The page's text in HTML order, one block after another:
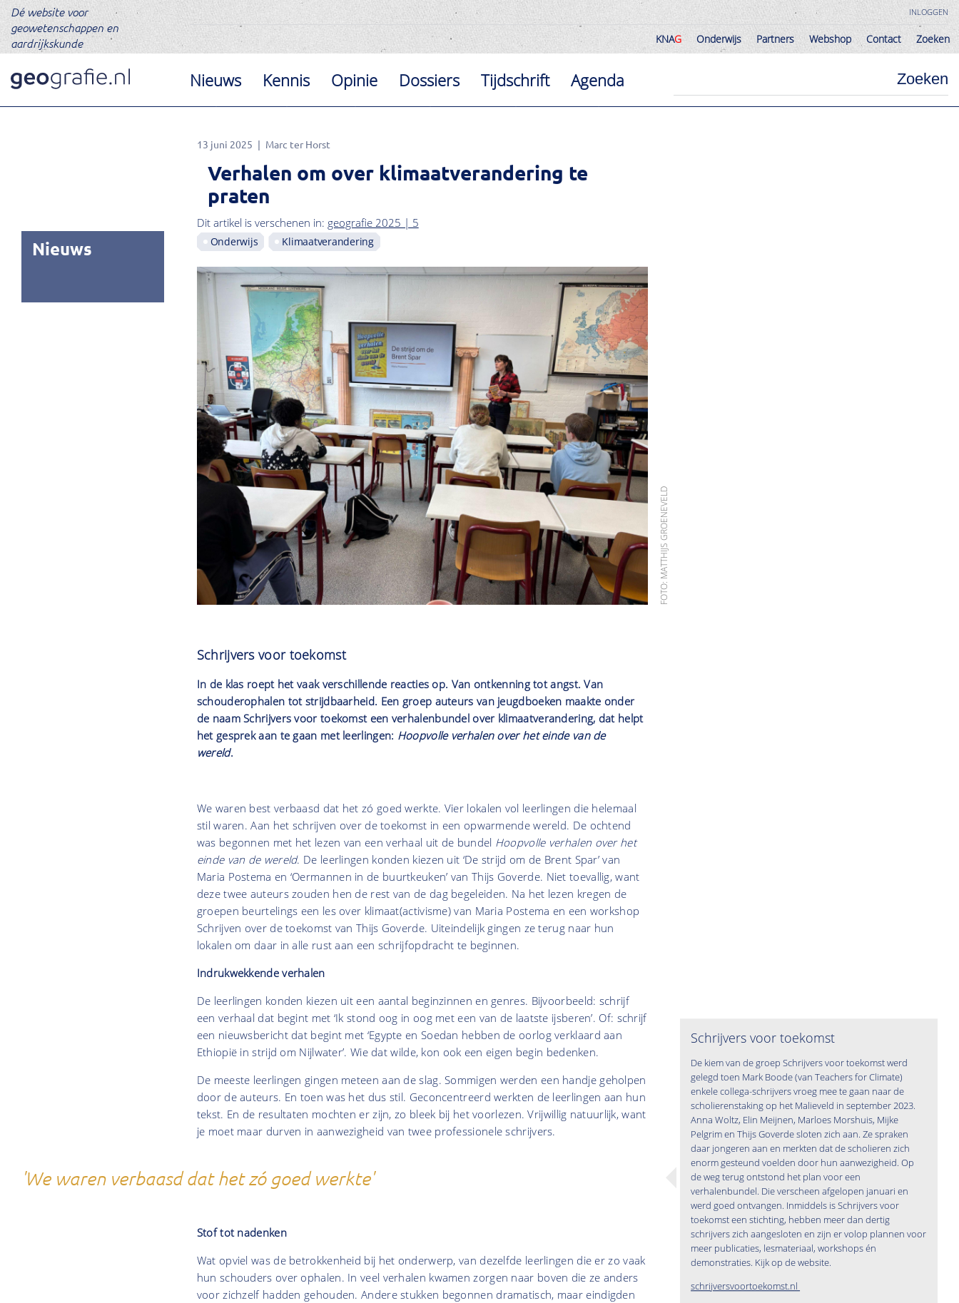
Dé website voor
geowetenschappen en
aardrijkskunde
INLOGGEN
KNAG Onderwijs Partners Webshop Contact Zoeken
Nieuws Kennis Opinie Dossiers Tijdschrift Agenda
13 juni 2025 Marc ter Horst
Verhalen om over klimaatverandering te
praten
Dit artikel is verschenen in: geografie 2025 | 5
Onderwijs Klimaatverandering
Nieuws
FOTO: MATTHIJS GROENEVELD
Schrijvers voor toekomst
In de klas roept het vaak verschillende reacties op. Van ontkenning tot angst. Van
schouderophalen tot strijdbaarheid. Een groep auteurs van jeugdboeken maakte onder
de naam Schrijvers voor toekomst een verhalenbundel over klimaatverandering, dat helpt
het gesprek aan te gaan met leerlingen: Hoopvolle verhalen over het einde van de
wereld.
We waren best verbaasd dat het zó goed werkte. Vier lokalen vol leerlingen die helemaal
stil waren. Aan het schrijven over de toekomst in een opwarmende wereld. De ochtend
was begonnen met het lezen van een verhaal uit de bundel Hoopvolle verhalen over het
einde van de wereld. De leerlingen konden kiezen uit ‘De strijd om de Brent Spar’ van
Maria Postema en ‘Oermannen in de buurtkeuken’ van Thijs Goverde. Niet toevallig, want
deze twee auteurs zouden hen de rest van de dag begeleiden. Na het lezen kregen de
groepen beurtelings een les over klimaat(activisme) van Maria Postema en een workshop
Schrijven over de toekomst van Thijs Goverde. Uiteindelijk gingen ze terug naar hun
lokalen om daar in alle rust aan een schrijfopdracht te beginnen.
Indrukwekkende verhalen
De leerlingen konden kiezen uit een aantal beginzinnen en genres. Bijvoorbeeld: schrijf
een verhaal dat begint met ‘Ik stond oog in oog met een van de laatste ijsberen’. Of: schrijf
een nieuwsbericht dat begint met ‘Egypte en Soedan hebben de oorlog verklaard aan
Ethiopië in strijd om Nijlwater’. Wie dat wilde, kon ook een eigen begin bedenken.
De meeste leerlingen gingen meteen aan de slag. Sommigen werden een handje geholpen
door de auteurs. En toen was het dus stil. Geconcentreerd werkten de leerlingen aan hun
tekst. En de resultaten mochten er zijn, zo bleek bij het voorlezen. Vrijwillig natuurlijk, want
je moet maar durven in aanwezigheid van twee professionele schrijvers.
'We waren verbaasd dat het zó goed werkte'
Stof tot nadenken
Wat opviel was de betrokkenheid bij het onderwerp, van dezelfde leerlingen die er zo vaak
hun schouders over ophalen. In veel verhalen kwamen zorgen naar boven die ze anders
voor zichzelf hadden gehouden. Andere stukken begonnen dramatisch, maar eindigden
Schrijvers voor toekomst
De kiem van de groep Schrijvers voor toekomst werd
gelegd toen Mark Boode (van Teachers for Climate)
enkele collega-schrijvers vroeg mee te gaan naar de
scholierenstaking op het Malieveld in september 2023.
Anna Woltz, Elin Meijnen, Marloes Morshuis, Mijke
Pelgrim en Thijs Goverde sloten zich aan. Ze spraken
daar jongeren aan en merkten dat de scholieren zich
enorm gesteund voelden door hun aanwezigheid. Op
de weg terug ontstond het plan voor een
verhalenbundel. Die verscheen afgelopen januari en
werd goed ontvangen. Inmiddels is Schrijvers voor
toekomst een stichting, hebben meer dan dertig
schrijvers zich aangesloten en zijn er volop plannen voor
meer publicaties, lesmateriaal, workshops én
demonstraties. Kijk op de website.
schrijversvoortoekomst.nl